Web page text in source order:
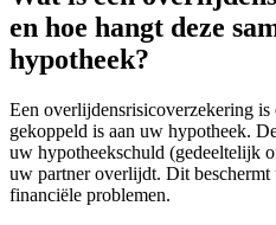
en hoe hangt deze
hypotheek?
Een overlijdensrisicoverzekering is
gekoppeld is aan uw hypotheek.
uw hypotheekschuld (gedeeltelijk
uw partner overlijdt. Dit beschermt
financiële problemen.